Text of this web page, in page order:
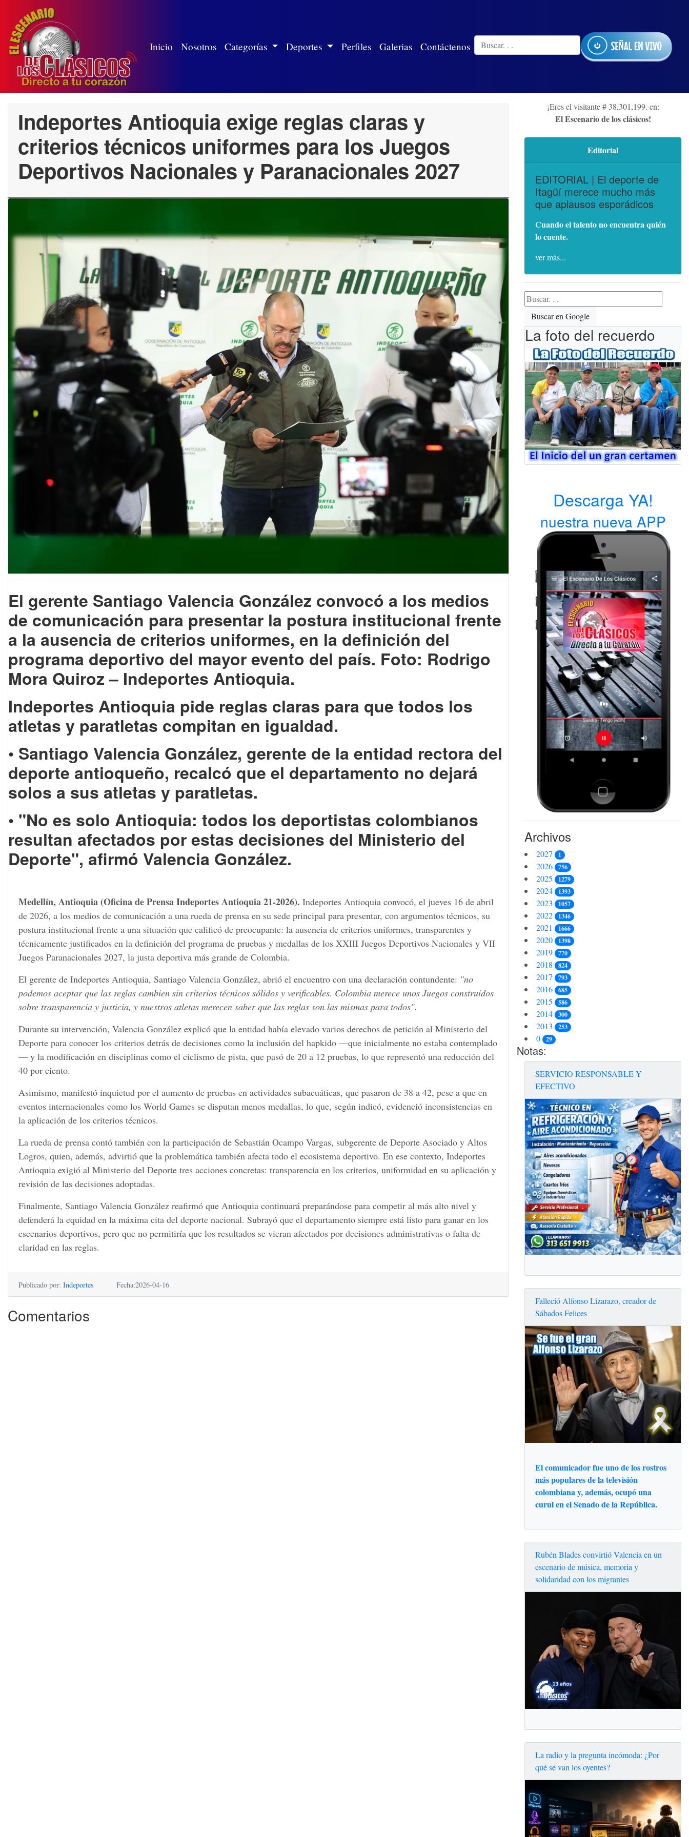
Inicio Nosotros(white)
Categorías Deportes Perfiles Galerias Contáctenos
Indeportes Antioquia exige reglas claras y
criterios técnicos uniformes para los Juegos
Deportivos Nacionales y Paranacionales 2027
El gerente Santiago Valencia González convocó a los medios
de comunicación para presentar la postura institucional frente
a la ausencia de criterios uniformes, en la definición del
programa deportivo del mayor evento del país. Foto: Rodrigo
Mora Quiroz – Indeportes Antioquia.
Indeportes Antioquia pide reglas claras para que todos los
atletas y paratletas compitan en igualdad.
• Santiago Valencia González, gerente de la entidad rectora del
deporte antioqueño, recalcó que el departamento no dejará
solos a sus atletas y paratletas.
• "No es solo Antioquia: todos los deportistas colombianos
resultan afectados por estas decisiones del Ministerio del
Deporte", afirmó Valencia González.
Medellín, Antioquia (Oficina de Prensa Indeportes Antioquia 21-2026). Indeportes Antioquia convocó, el jueves 16 de abril
de 2026, a los medios de comunicación a una rueda de prensa en su sede principal para presentar, con argumentos técnicos, su
postura institucional frente a una situación que calificó de preocupante: la ausencia de criterios uniformes, transparentes y
técnicamente justificados en la definición del programa de pruebas y medallas de los XXIII Juegos Deportivos Nacionales y VII
Juegos Paranacionales 2027, la justa deportiva más grande de Colombia.
El gerente de Indeportes Antioquia, Santiago Valencia González, abrió el encuentro con una declaración contundente: "no
podemos aceptar que las reglas cambien sin criterios técnicos sólidos y verificables. Colombia merece unos Juegos construidos
sobre transparencia y justicia, y nuestros atletas merecen saber que las reglas son las mismas para todos".
Durante su intervención, Valencia González explicó que la entidad había elevado varios derechos de petición al Ministerio del
Deporte para conocer los criterios detrás de decisiones como la inclusión del hapkido —que inicialmente no estaba contemplado
— y la modificación en disciplinas como el ciclismo de pista, que pasó de 20 a 12 pruebas, lo que representó una reducción del
40 por ciento.
Asimismo, manifestó inquietud por el aumento de pruebas en actividades subacuáticas, que pasaron de 38 a 42, pese a que en
eventos internacionales como los World Games se disputan menos medallas, lo que, según indicó, evidenció inconsistencias en
la aplicación de los criterios técnicos.
La rueda de prensa contó también con la participación de Sebastián Ocampo Vargas, subgerente de Deporte Asociado y Altos
Logros, quien, además, advirtió que la problemática también afecta todo el ecosistema deportivo. En ese contexto, Indeportes
Antioquia exigió al Ministerio del Deporte tres acciones concretas: transparencia en los criterios, uniformidad en su aplicación y
revisión de las decisiones adoptadas.
Finalmente, Santiago Valencia González reafirmó que Antioquia continuará preparándose para competir al más alto nivel y
defenderá la equidad en la máxima cita del deporte nacional. Subrayó que el departamento siempre está listo para ganar en los
escenarios deportivos, pero que no permitiría que los resultados se vieran afectados por decisiones administrativas o falta de
claridad en las reglas.
Publicado por: Indeportes Fecha:2026-04-16
Comentarios
¡Eres el visitante # 38,301,199. en:
El Escenario de los clásicos!
Editorial
EDITORIAL | El deporte de
Itagüí merece mucho más
que aplausos esporádicos
Cuando el talento no encuentra quién
lo cuente.
ver más...
Buscar en Google
La foto del recuerdo
Descarga YA!
nuestra nueva APP
Archivos
2027 1
2026 756
2025 1279
2024 1393
2023 1057
2022 1346
2021 1666
2020 1398
2019 770
2018 824
2017 793
2016 685
2015 586
2014 300
2013 253
0 29
Notas:
SERVICIO RESPONSABLE Y
EFECTIVO
Falleció Alfonso Lizarazo, creador de
Sábados Felices
El comunicador fue uno de los rostros
más populares de la televisión
colombiana y, además, ocupó una
curul en el Senado de la República.
Rubén Blades convirtió Valencia en un
escenario de música, memoria y
solidaridad con los migrantes
La radio y la pregunta incómoda: ¿Por
qué se van los oyentes?